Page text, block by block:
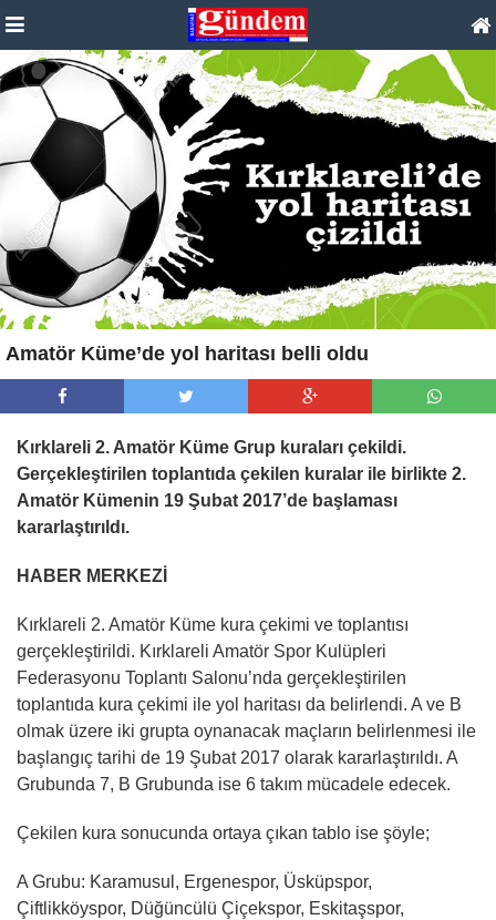
Amatör Küme’de yol haritası belli oldu
Kırklareli 2. Amatör Küme Grup kuraları çekildi.
Gerçekleştirilen toplantıda çekilen kuralar ile birlikte 2.
Amatör Kümenin 19 Şubat 2017’de başlaması
kararlaştırıldı.
HABER MERKEZİ
Kırklareli 2. Amatör Küme kura çekimi ve toplantısı
gerçekleştirildi. Kırklareli Amatör Spor Kulüpleri
Federasyonu Toplantı Salonu’nda gerçekleştirilen
toplantıda kura çekimi ile yol haritası da belirlendi. A ve B
olmak üzere iki grupta oynanacak maçların belirlenmesi ile
başlangıç tarihi de 19 Şubat 2017 olarak kararlaştırıldı. A
Grubunda 7, B Grubunda ise 6 takım mücadele edecek.
Çekilen kura sonucunda ortaya çıkan tablo ise şöyle;
A Grubu: Karamusul, Ergenespor, Üsküpspor,
Çiftlikköyspor, Düğüncülü Çiçekspor, Eskitaşspor,